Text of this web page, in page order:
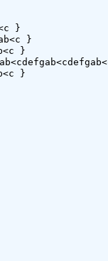
}
}
}
}